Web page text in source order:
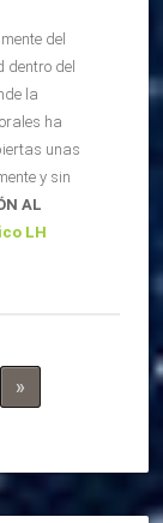
del
dentro del
la
ha
unas
y sin
AL
LH
»